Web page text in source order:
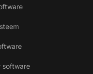
software